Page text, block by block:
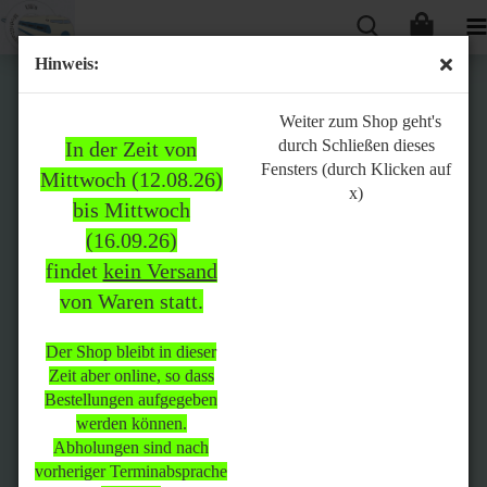
Hinweis:
In der Zeit von
Mittwoch (12.08.26)
bis Mittwoch
(16.09.26)
findet kein Versand
von Waren statt.
Der Shop bleibt in dieser
Zeit aber online, so dass
Bestellungen aufgegeben
werden können.
Abholungen sind nach
vorheriger Terminabsprache
Weiter zum Shop geht's
durch Schließen dieses
Fensters (durch Klicken auf
x)
Bitte
beachten:
In der Zeit von Mittwoch
(12.08.26) bis Mittwoch
(16.09.26)
statt.
Der Shop bleibt in dieser Zeit
aber online, so dass
Bestellungen aufgegeben
werden können.